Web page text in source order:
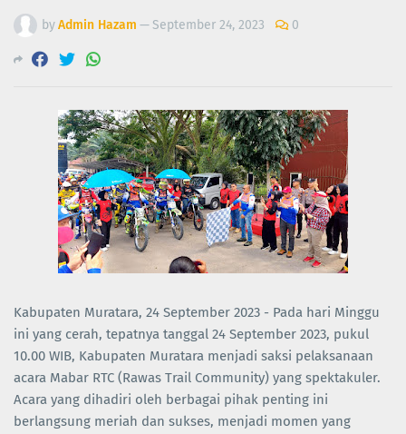
byAdmin Hazam —September 24, 2023 0
Kabupaten Muratara, 24 September 2023 - Pada hari Minggu
ini yang cerah, tepatnya tanggal 24 September 2023, pukul
10.00 WIB, Kabupaten Muratara menjadi saksi pelaksanaan
acara Mabar RTC (Rawas Trail Community) yang spektakuler.
Acara yang dihadiri oleh berbagai pihak penting ini
berlangsung meriah dan sukses, menjadi momen yang